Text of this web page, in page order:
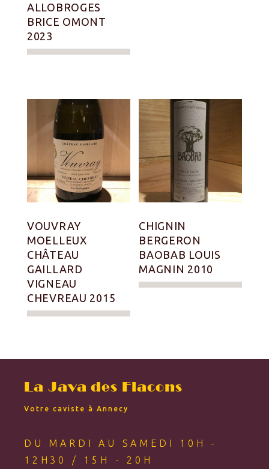
ALLOBROGES
BRICE OMONT
2023
VOUVRAY
MOELLEUX
CHÂTEAU
GAILLARD
VIGNEAU
CHEVREAU 2015
CHIGNIN
BERGERON
BAOBAB LOUIS
MAGNIN 2010
La Java des Flacons
Votre caviste à Annecy
DU MARDI AU SAMEDI 10H -
12H30 / 15H - 20H